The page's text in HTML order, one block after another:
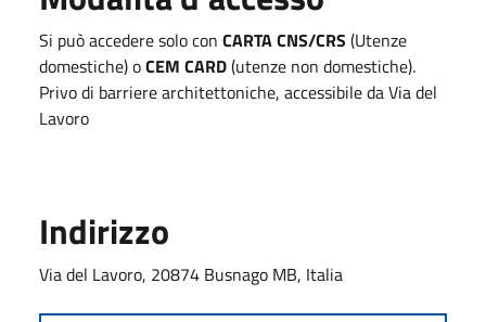
Si può accedere solo con CARTA CNS/CRS (Utenze
domestiche) oCEM CARD(utenze non domestiche).
Privo di barriere architettoniche, accessibile da Via del
Lavoro
Indirizzo
Via del Lavoro, 20874 Busnago MB, Italia